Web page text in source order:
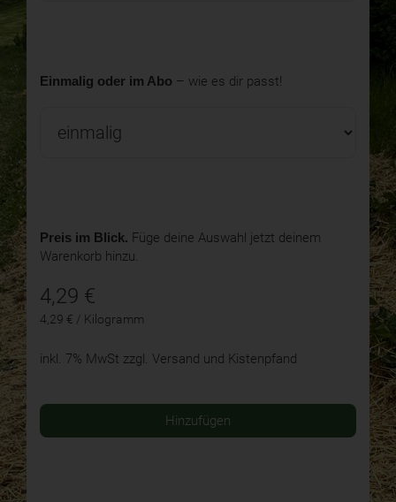
Einmalig oder im Abo – wie es dir passt!
Preis im Blick. Füge deine Auswahl jetzt deinem
Warenkorb hinzu.
4,29 €
4,29 € / Kilogramm
inkl. 7% MwSt zzgl. Versand und Kistenpfand
Hinzufügen